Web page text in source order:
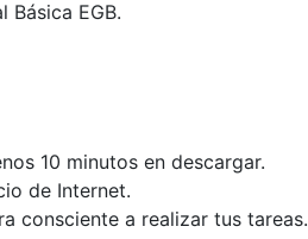
EGB.
10 minutos en descargar.
de Internet.
consciente a realizar tus tareas.